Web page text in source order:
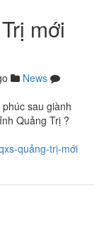
mới
News
sau giành
Quảng Trị ?
quảng-trị-mới